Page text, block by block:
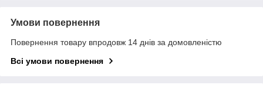
Умови повернення
Повернення товару впродовж 14 днів за домовленістю
Всі умови повернення